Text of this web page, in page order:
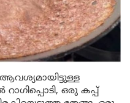
ആവശ്യമായിട്ടുള്ള
ഒരു കപ്പ്